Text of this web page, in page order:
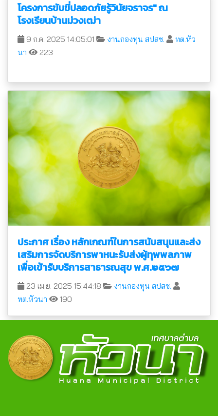
โครงการขับขี่ปลอดภัยรู้วินัยจราจร" ณ
โรงเรียนบ้านม่วงเฒ่า
9 ก.ค. 2025 14:05:01 งานกองทุน สปสช.
ทต.หัว
นา
223
ประกาศ เรื่อง หลักเกณฑ์ในการสนับสนุนและส่ง
เสริมการจัดบริการพาหนะรับส่งผู้ทุพพลภาพ
เพื่อเข้ารับบริการสาธารณสุข พ.ศ.๒๕๖๗
23 เม.ย. 2025 15:44:18
งานกองทุน สปสช.
ทต.หัวนา
190